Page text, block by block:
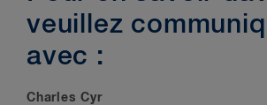
veuillez
avec :
Charles Cyr